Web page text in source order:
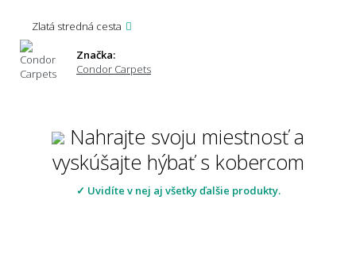
Zlatá stredná cesta
Značka:
Condor Carpets
Nahrajte svoju miestnosť a
vyskúšajte hýbať s kobercom
✓ Uvidíte v nej aj všetky ďalšie produkty.